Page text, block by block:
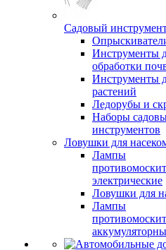
Садовый
Инструменты
обработки
Инструменты
растений
Ледорубы и
Наборы
инструментов
Ловушки для
Лампы
электрические
Ловушки для
Лампы